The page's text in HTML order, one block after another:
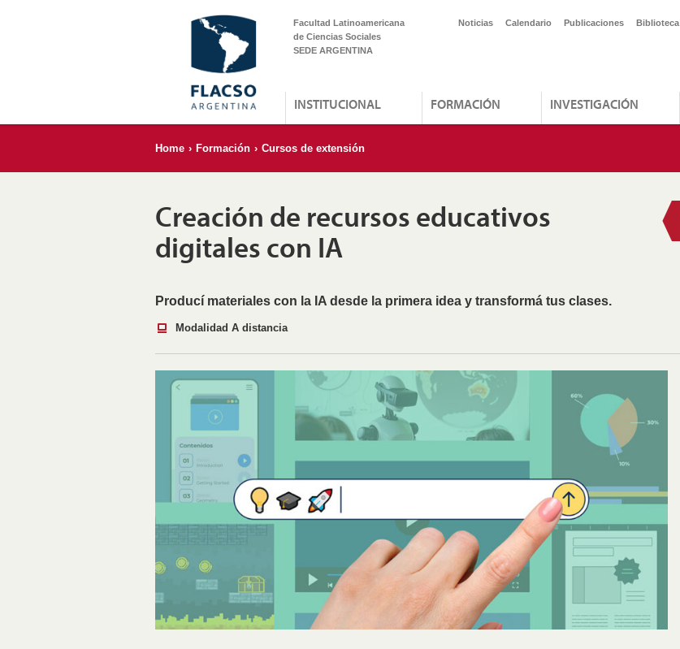
Facultad Latinoamericana
de Ciencias Sociales
SEDE ARGENTINA
Noticias Calendario Publicaciones Biblioteca
INSTITUCIONAL FORMACIÓN INVESTIGACIÓN
Home › Formación › Cursos de extensión
Creación de recursos educativos
digitales con IA
Producí materiales con la IA desde la primera idea y transformá tus clases.
Modalidad A distancia